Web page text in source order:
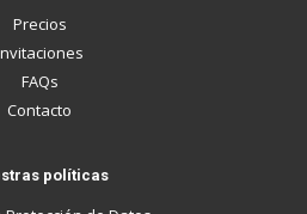
Precios
FAQs
Contacto
políticas